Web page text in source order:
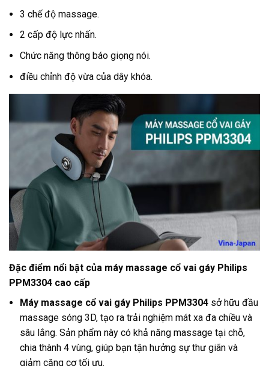
3 chế độ massage.
2 cấp độ lực nhấn.
Chức năng thông báo giọng nói.
điều chỉnh độ vừa của dây khóa.
Đặc điểm nổi bật của máy massage cổ vai gáy Philips
PPM3304 cao cấp
Máy massage cổ vai gáy Philips PPM3304 sở hữu đầu
massage sóng 3D, tạo ra trải nghiệm mát xa đa chiều và
sâu lắng. Sản phẩm này có khả năng massage tại chỗ,
chia thành 4 vùng, giúp bạn tận hưởng sự thư giãn và
giảm căng cơ tối ưu.